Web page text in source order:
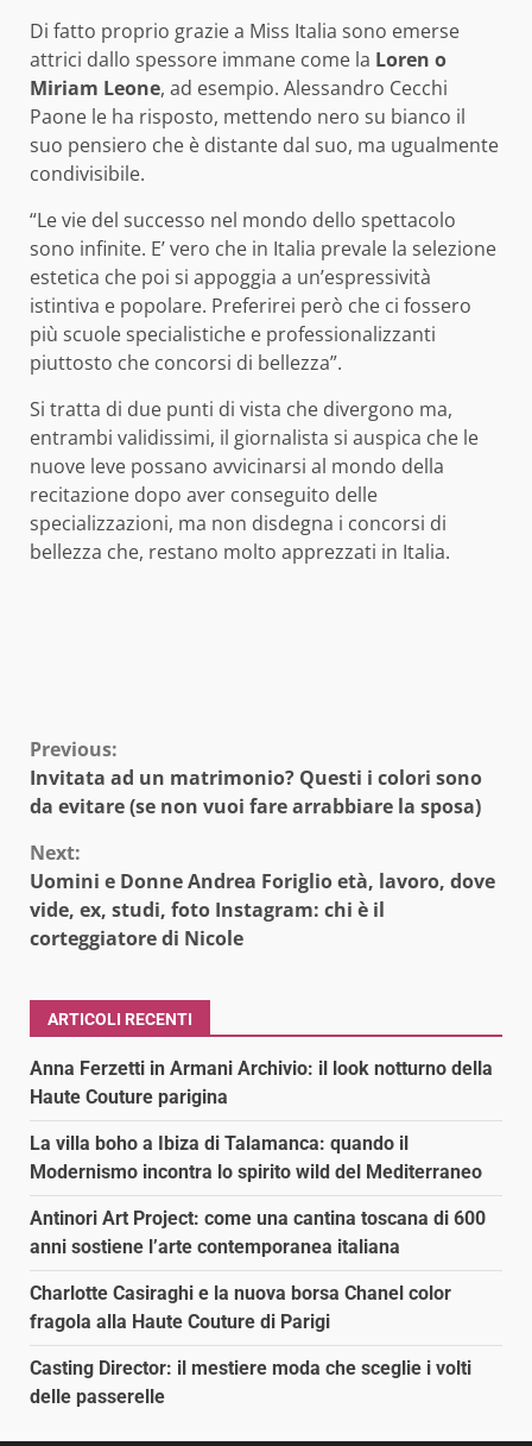
Di fatto proprio grazie a Miss Italia sono emerse
attrici dallo spessore immane come la Loren o
Miriam Leone, ad esempio. Alessandro Cecchi
Paone le ha risposto, mettendo nero su bianco il
suo pensiero che è distante dal suo, ma ugualmente
condivisibile.
“Le vie del successo nel mondo dello spettacolo
sono infinite. E’ vero che in Italia prevale la selezione
estetica che poi si appoggia a un’espressività
istintiva e popolare. Preferirei però che ci fossero
più scuole specialistiche e professionalizzanti
piuttosto che concorsi di bellezza”.
Si tratta di due punti di vista che divergono ma,
entrambi validissimi, il giornalista si auspica che le
nuove leve possano avvicinarsi al mondo della
recitazione dopo aver conseguito delle
specializzazioni, ma non disdegna i concorsi di
bellezza che, restano molto apprezzati in Italia.
Continue
Reading
Previous:
Invitata ad un matrimonio? Questi i colori sono
da evitare (se non vuoi fare arrabbiare la sposa)
Next:
Uomini e Donne Andrea Foriglio età, lavoro, dove
vide, ex, studi, foto Instagram: chi è il
corteggiatore di Nicole
ARTICOLI RECENTI
Anna Ferzetti in Armani Archivio: il look notturno della
Haute Couture parigina
La villa boho a Ibiza di Talamanca: quando il
Modernismo incontra lo spirito wild del Mediterraneo
Antinori Art Project: come una cantina toscana di 600
anni sostiene l’arte contemporanea italiana
Charlotte Casiraghi e la nuova borsa Chanel color
fragola alla Haute Couture di Parigi
Casting Director: il mestiere moda che sceglie i volti
delle passerelle